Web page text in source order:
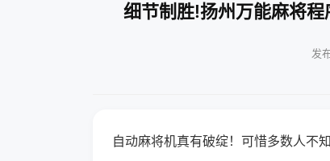
细节制胜!扬州万能麻将
发
自动麻将机真有破绽！可惜多数人不